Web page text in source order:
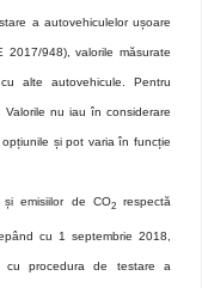
a autovehiculelor ușoare
2017/948), valorile măsurate
alte autovehicule. Pentru
nu iau în considerare
și pot varia în funcție
și emisiilor de CO2respectă
cu 1 septembrie 2018,
cu procedura de testare a